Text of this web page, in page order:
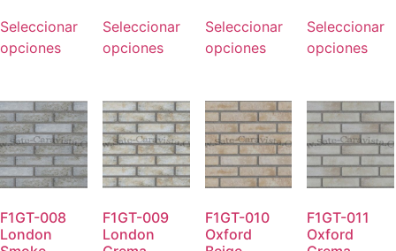
Seleccionar
opciones
Seleccionar
opciones
Seleccionar
opciones
Seleccionar
opciones
F1GT-008
London
F1GT-009
London
F1GT-010
Oxford
F1GT-011
Oxford